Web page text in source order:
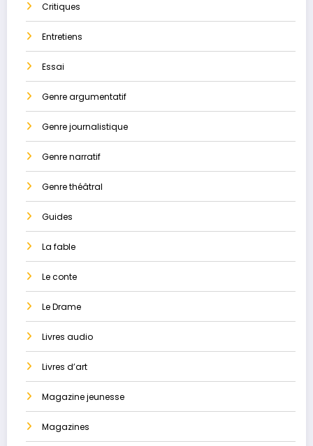
Critiques
Entretiens
Essai
Genre argumentatif
Genre journalistique
Genre narratif
Genre théâtral
Guides
La ​fable
Le conte
Le Drame
Livres audio
Livres d’art
Magazine jeunesse
Magazines